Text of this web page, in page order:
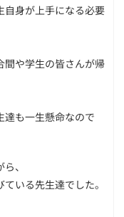
自身が上手になる必要
間や学生の皆さんが帰
達も一生懸命なので
、
いる先生達でした。